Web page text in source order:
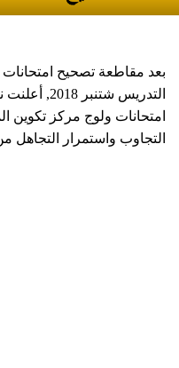
بعد مقاطعة تصحيح امتحانات
التدريس
امتحانات ولوج مركز
التجاوب واستمرار